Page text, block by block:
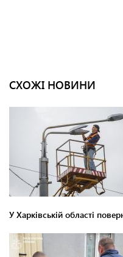
СХОЖІ НОВИНИ
У Харківській області